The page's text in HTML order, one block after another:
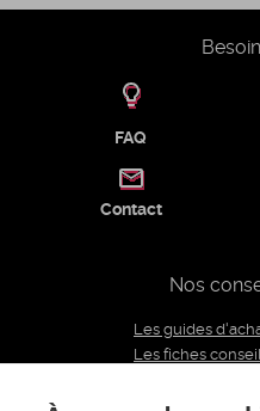
FAQ
Contact
Nos
Les guides
Les fiches
Le blog